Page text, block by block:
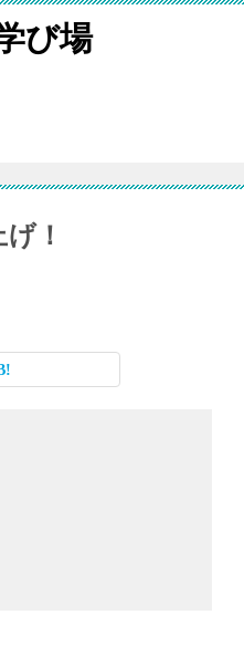
び場
！